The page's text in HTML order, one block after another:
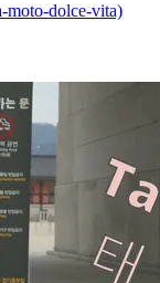
moto-dolce-vita)